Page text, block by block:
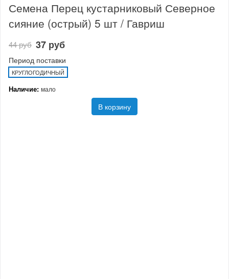
Семена Перец кустарниковый Северное
сияние (острый) 5 шт / Гавриш
44 руб 37 руб
Период поставки
КРУГЛОГОДИЧНЫЙ
Наличие: мало
В корзину